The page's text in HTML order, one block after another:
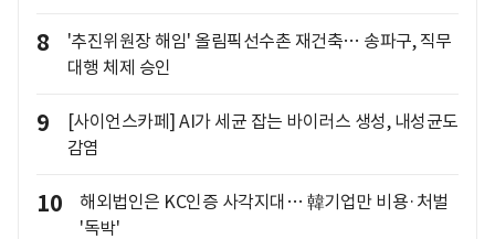
8
'추진위원장 해임' 올림픽선수촌 재건축… 송파구, 직무
대행 체제 승인
9
[사이언스카페] AI가 세균 잡는 바이러스 생성, 내성균도
감염
10
해외법인은 KC인증 사각지대… 韓기업만 비용·처벌
'독박'